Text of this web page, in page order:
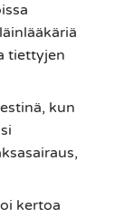
tiettyjen
kun
kertoa